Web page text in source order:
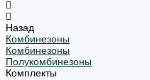
Назад
Комбинезоны
Комбинезоны
Полукомбинезоны
Комплекты